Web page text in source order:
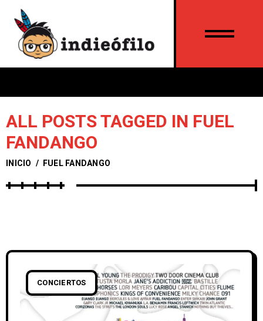
ALL POSTS TAGGED IN FUEL
FANDANGO
INICIO / FUEL FANDANGO
CONCIERTOS